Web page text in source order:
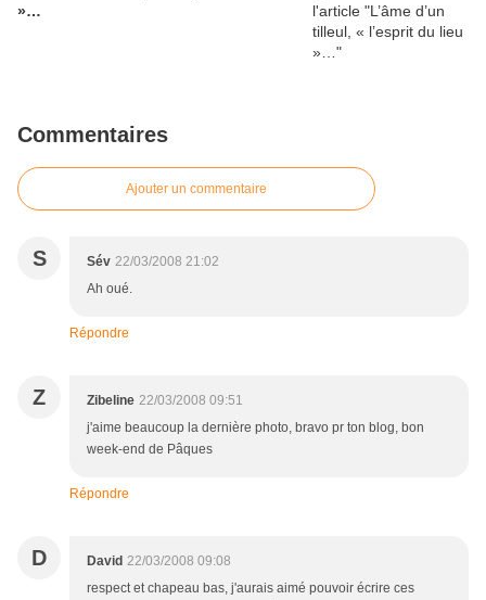
»…
Commentaires
Ajouter un commentaire
S Sév 22/03/2008 21:02
Ah oué.
Répondre
Z Zibeline 22/03/2008 09:51
j'aime beaucoup la dernière photo, bravo pr ton blog, bon
week-end de Pâques
Répondre
D David 22/03/2008 09:08
respect et chapeau bas, j'aurais aimé pouvoir écrire ces